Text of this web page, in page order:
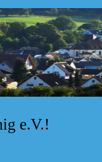
e.V.!